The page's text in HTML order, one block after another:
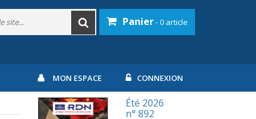
Panier- 0 article
MON ESPACE CONNEXION
Été 2026
n° 892